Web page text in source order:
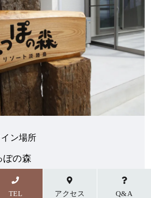
ン場所
ぽの森
庫県淡路市野島貴船23番地5
TEL アクセス Q&A